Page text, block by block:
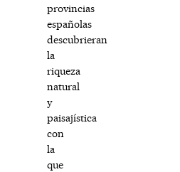
provincias
españolas
descubrieran
la
riqueza
natural
y
paisajística
con
la
que